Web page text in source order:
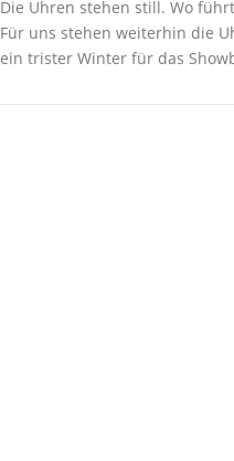
Die Uhren stehen still. Wo
Für uns stehen weiterhin die
ein trister Winter für das